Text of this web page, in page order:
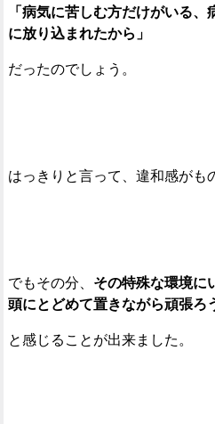
「病気に苦しむ方だけがいる
に放り込まれたから」
だったのでしょう。
はっきりと言って、違和感がも
でもその分、 その特殊な環境に
頭にとどめて置きながら頑張ろ
と感じることが出来ました。